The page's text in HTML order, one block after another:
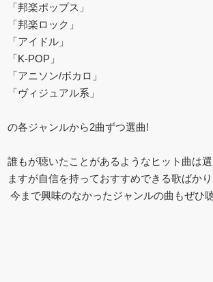
「邦楽ポップス」
「邦楽ロック」
「アイドル」
「K-POP」
「アニソン/ボカロ」
「ヴィジュアル系」
の各ジャンルから2曲ずつ選曲!
誰もが聴いたことがあるようなヒット曲は
ますが自信を持っておすすめできる歌ばか
今まで興味のなかったジャンルの曲もぜひ